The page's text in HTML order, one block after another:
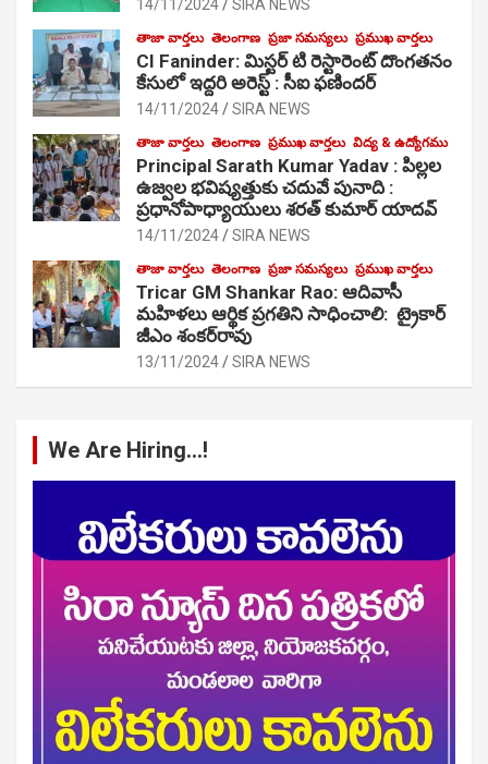
14/11/2024 SIRA NEWS
తాజా వార్తలు తెలంగాణ ప్రజా సమస్యలు ప్రముఖ వార్తలు
CI Faninder: మిస్టర్ టి రెస్టారెంట్ దొంగతనం
కేసులో ఇద్దరి అరెస్ట్ : సీఐ ఫణిందర్
14/11/2024 SIRA NEWS
తాజా వార్తలు తెలంగాణ ప్రముఖ వార్తలు విద్య & ఉద్యోగము
Principal Sarath Kumar Yadav : పిల్లల
ఉజ్వల భవిష్యత్తుకు చదువే పునాది :
ప్రధానోపాధ్యాయులు శరత్ కుమార్ యాదవ్
14/11/2024 SIRA NEWS
తాజా వార్తలు తెలంగాణ ప్రజా సమస్యలు ప్రముఖ వార్తలు
Tricar GM Shankar Rao: ఆదివాసీ
మహిళలు ఆర్థిక ప్రగతిని సాధించాలి: ట్రైకార్
జీఎం శంకర్‌రావు
13/11/2024 SIRA NEWS
We Are Hiring…!